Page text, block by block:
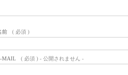
前 ( 必須 )
MAIL ( 必須 ) - 公開されません -